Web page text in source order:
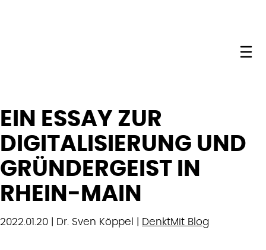
EIN ESSAY ZUR
DIGITALISIERUNG UND
GRÜNDERGEIST IN
RHEIN-MAIN
2022.01.20 | Dr. Sven Köppel | DenktMit Blog